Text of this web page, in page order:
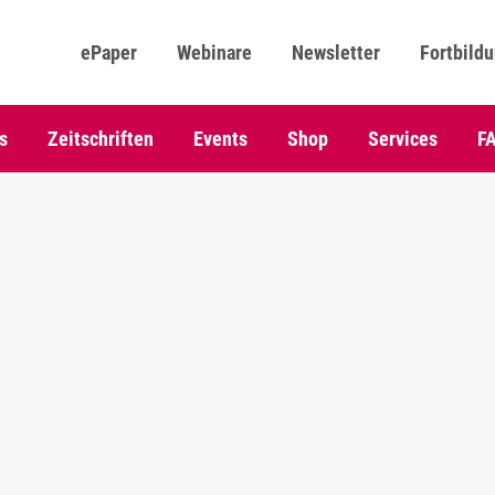
ePaper Webinare Newsletter
Zeitschriften Events Shop Services